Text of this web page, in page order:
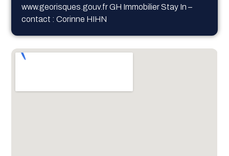
www.georisques.gouv.fr GH Immobilier Stay In –
contact : Corinne HIHN